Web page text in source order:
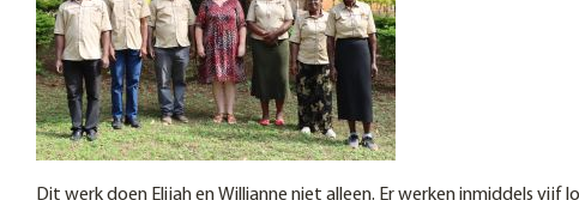
Dit werk doen Elijah en Willianne niet alleen. Er werken inmiddels vijf